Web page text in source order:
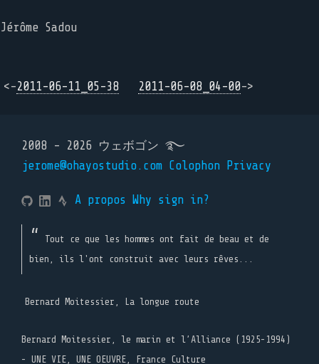
Jérôme Sadou
<-2011-06-11_05-38 2011-06-08_04-00->
2008 - 2026 ウェボゴン ࿐
jerome@ohayostudio.com Colophon Privacy
A propos Why sign in?
Tout ce que les hommes ont fait de beau et de
bien, ils l'ont construit avec leurs rêves...
Bernard Moitessier, La longue route
Bernard Moitessier, le marin et l’Alliance (1925-1994)
- UNE VIE, UNE OEUVRE, France Culture